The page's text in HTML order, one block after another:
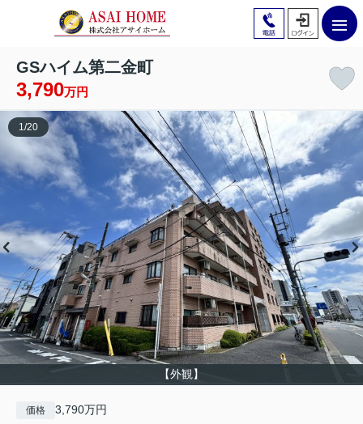
GSハイム第二金町
3,790万円
【外観】
1/20
価格 3,790万円